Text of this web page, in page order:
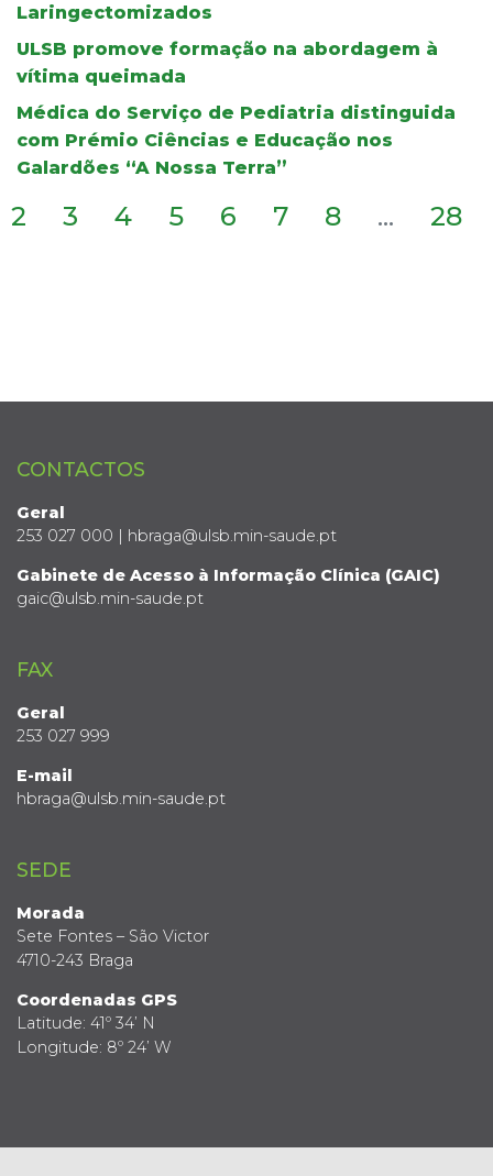
Laringectomizados
ULSB promove formação na abordagem à
vítima queimada
Médica do Serviço de Pediatria distinguida
com Prémio Ciências e Educação nos
Galardões “A Nossa Terra”
2 3 4 5 6 7 8 ... 28
CONTACTOS
Geral
253 027 000 | hbraga@ulsb.min-saude.pt
Gabinete de Acesso à Informação Clínica (GAIC)
gaic@ulsb.min-saude.pt
FAX
Geral
253 027 999
E-mail
hbraga@ulsb.min-saude.pt
SEDE
Morada
Sete Fontes – São Victor
4710-243 Braga
Coordenadas GPS
Latitude: 41º 34’ N
Longitude: 8º 24’ W